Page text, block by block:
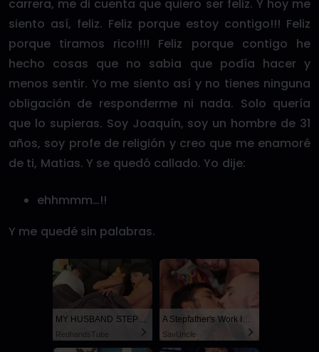
carrera, me di cuenta que quiero ser feliz. Y hoy me
siento así, feliz. Feliz porque estoy contigo!!! Feliz
porque tiramos rico!!!! Feliz porque contigo he
hecho cosas que no sabia que podía hacer y
menos sentir. Yo me siento así y no tienes ninguna
obligación de responderme ni nada. Solo quería
que lo supieras. Soy Joaquín, soy un hombre de 31
años, soy profe de religión y creo que me enamoré
de ti, Matias. Y se quedó callado. Yo dije:
ehhmmm…!!
Y me quedé sin palabras.
MY HUSBAND STEPSON MISTAKENLY GIVES ME IN THE ASS
RedhandsTube
A Stepfather's Work Is Never Done
SayUncle